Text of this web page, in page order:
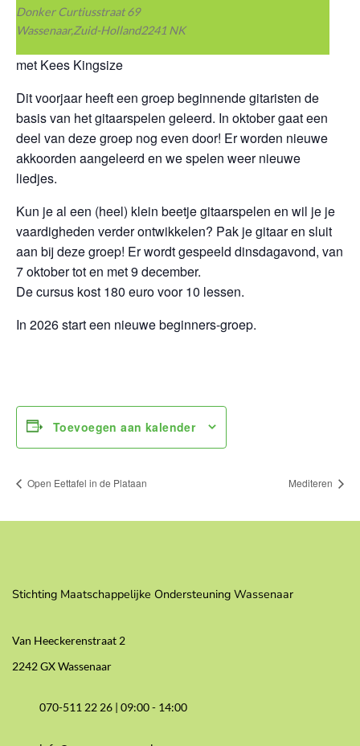
met Kees Kingsize
Dit voorjaar heeft een groep beginnende gitaristen de
basis van het gitaarspelen geleerd. In oktober gaat een
deel van deze groep nog even door! Er worden nieuwe
akkoorden aangeleerd en we spelen weer nieuwe
liedjes.
Kun je al een (heel) klein beetje gitaarspelen en wil je je
vaardigheden verder ontwikkelen? Pak je gitaar en sluit
aan bij deze groep! Er wordt gespeeld dinsdagavond, van
7 oktober tot en met 9 december.
De cursus kost 180 euro voor 10 lessen.
In 2026 start een nieuwe beginners-groep.
Toevoegen aan kalender
Donker Curtiusstraat 69
Wassenaar,Zuid-Holland2241 NK
Open Eettafel in de Plataan Mediteren
Stichting Maatschappelijke Ondersteuning Wassenaar
Van Heeckerenstraat 2
2242 GX Wassenaar
070-511 22 26 |09:00 - 14:00